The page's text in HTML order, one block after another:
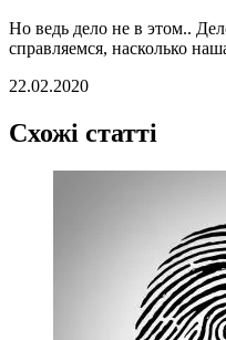
Но ведь дело не в этом..
справляемся, насколько
22.02.2020
Схожі статті